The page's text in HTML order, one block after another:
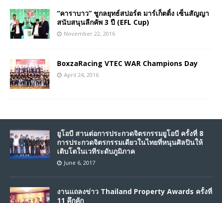
“คาราบาว” ชูกลยุทธ์สปอร์ต มาร์เก็ตติ้ง เซ็นสัญญา
สนับสนุนลีกคัพ 3 ปี (EFL Cup)
November 22, 2016
BoxzaRacing VTEC WAR Champions Day
April 24, 2016
ยูโอบี สานต่อการประกวดจิตรกรรมยูโอบี ครั้งที่ 8
การประกวดจิตรกรรมเดียวในไทยที่หนุนศิลปินให้
เติบโตในเวทีระดับภูมิภาค
June 6, 2017
งานแถลงข่าว Thailand Property Awards ครั้งที่
11 คึกคัก